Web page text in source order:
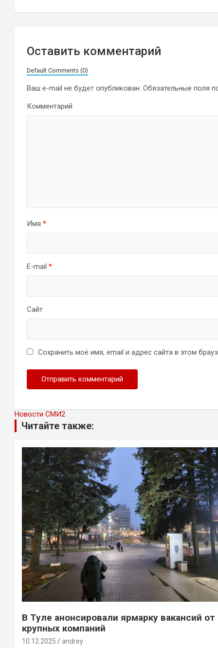
Оставить комментарий
Default Comments (0)
Ваш e-mail не будет опубликован. Обязательные поля
Комментарий
Имя *
E-mail *
Сайт
Сохранить моё имя, email и адрес сайта в этом
Новости СМИ2
Читайте также:
В Туле анонсировали ярмарку вакансий от
крупных компаний
10.12.2025 andrey